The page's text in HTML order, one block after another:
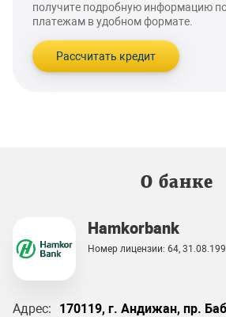
получите подробную информацию
платежам в удобном формате.
Рассчитать кредит
О банке
Hamkorbank
Номер лицензии: 64,
Адрес:
170119, г. Андижан, пр.